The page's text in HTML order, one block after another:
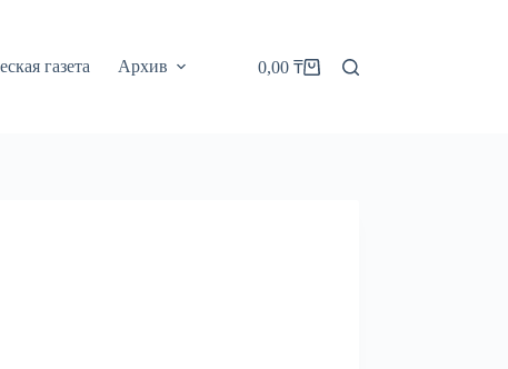
газета Архив Корзина
0,00 ₸